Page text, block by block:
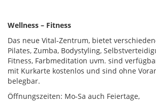
Wellness – Fitness
Das neue Vital-Zentrum, bietet
Pilates, Zumba, Bodystyling,
Fitness, Farbmeditation uvm. sind
mit Kurkarte kostenlos und sind ohne
belegbar.
Öffnungszeiten: Mo-Sa auch Feiertage,